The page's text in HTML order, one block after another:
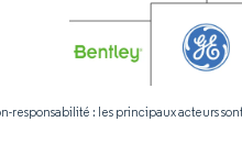
responsabilité : les principaux acteurs